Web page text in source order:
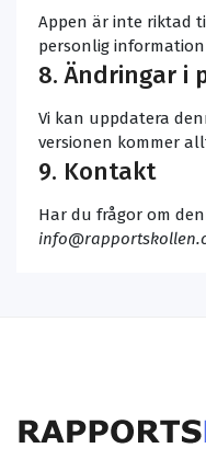
Appen är inte riktad
personlig
8. Ändringar i
Vi kan uppdatera
versionen kommer
9. Kontakt
Har du frågor om